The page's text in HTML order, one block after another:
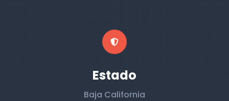
Estado
Baja California